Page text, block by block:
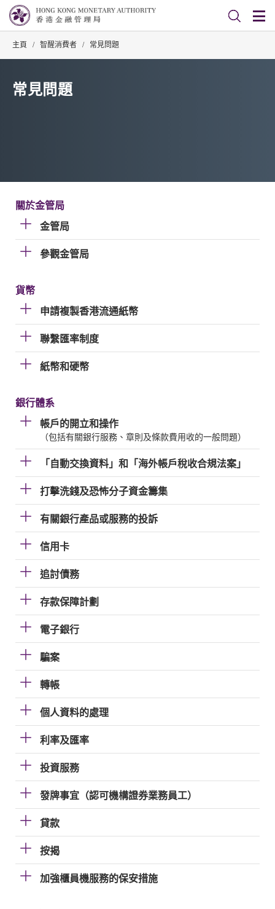
主頁 / 智醒消費者 / 常見問題
常見問題
關於金管局
金管局
參觀金管局
貨幣
申請複製香港流通紙幣
聯繫匯率制度
紙幣和硬幣
銀行體系
帳戶的開立和操作
（包括有關銀行服務、章則及條款費用收的一般問題）
「自動交換資料」和「海外帳戶稅收合規法案」
打擊洗錢及恐怖分子資金籌集
有關銀行產品或服務的投訴
信用卡
追討債務
存款保障計劃
電子銀行
騙案
轉帳
個人資料的處理
利率及匯率
投資服務
發牌事宜（認可機構證券業務員工）
貸款
按揭
加強櫃員機服務的保安措施